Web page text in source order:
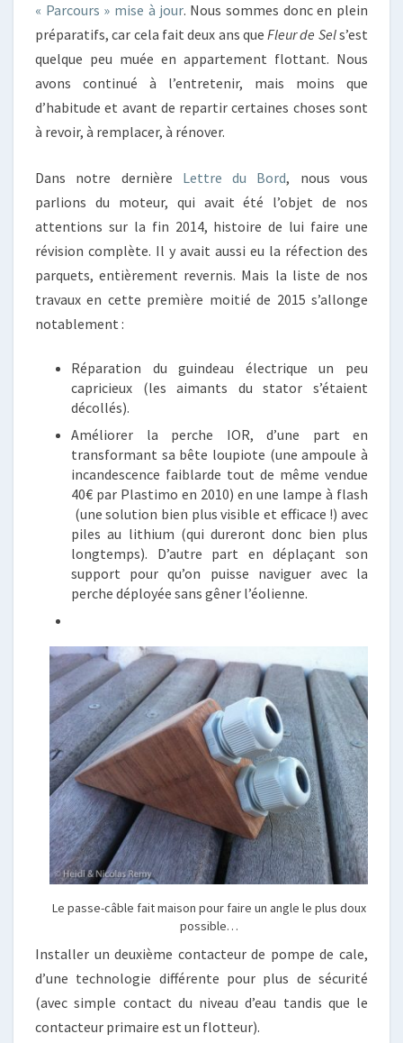
« Parcours » mise à jour. Nous sommes donc en plein
préparatifs, car cela fait deux ans queFleur de Sels’est
quelque peu muée en appartement flottant. Nous
avons continué à l’entretenir, mais moins que
d’habitude et avant de repartir certaines choses sont
à revoir, à remplacer, à rénover.
Dans notre dernière Lettre du Bord, nous vous
parlions du moteur, qui avait été l’objet de nos
attentions sur la fin 2014, histoire de lui faire une
révision complète. Il y avait aussi eu la réfection des
parquets, entièrement revernis. Mais la liste de nos
travaux en cette première moitié de 2015 s’allonge
notablement :
Réparation du guindeau électrique un peu
capricieux (les aimants du stator s’étaient
décollés).
Améliorer la perche IOR, d’une part en
transformant sa bête loupiote (une ampoule à
incandescence faiblarde tout de même vendue
40€ par Plastimo en 2010) en une lampe à flash
(une solution bien plus visible et efficace !) avec
piles au lithium (qui dureront donc bien plus
longtemps). D’autre part en déplaçant son
support pour qu’on puisse naviguer avec la
perche déployée sans gêner l’éolienne.
Le passe-câble fait maison pour faire un angle le plus doux
possible…
Installer un deuxième contacteur de pompe de cale,
d’une technologie différente pour plus de sécurité
(avec simple contact du niveau d’eau tandis que le
contacteur primaire est un flotteur).